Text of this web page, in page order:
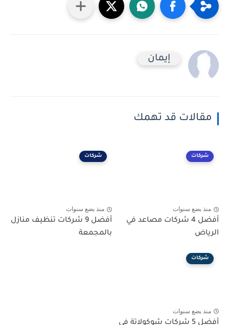
إيمان
مقالات قد تهمك
شركات
منذ بضع سنوات
أفضل 4 شركات مصاعد في
الرياض
شركات
منذ بضع سنوات
أفضل 9 شركات تنظيف منازل
بالمجمعة
شركات
منذ بضع سنوات
أفضل 5 شركات شوكولاتة في